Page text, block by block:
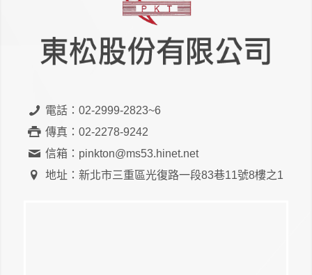
電話：02-2999-2823~6
傳真：02-2278-9242
信箱：pinkton@ms53.hinet.net
地址：新北市三重區光復路一段83巷11號8樓之1